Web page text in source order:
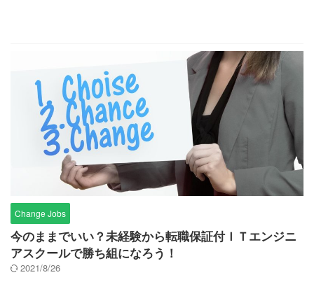
Change Jobs
今のままでいい？未経験から転職保証付ＩＴエンジニ
アスクールで勝ち組になろう！
2021/8/26